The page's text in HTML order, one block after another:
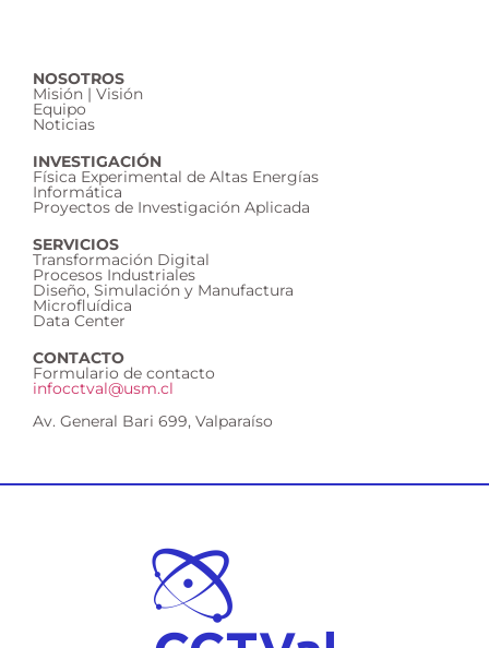
NOSOTROS
Misión | Visión
Equipo
Noticias
INVESTIGACIÓN
Física Experimental de Altas Energías
Informática
Proyectos de Investigación Aplicada
SERVICIOS
Transformación Digital
Procesos Industriales
Diseño, Simulación y Manufactura
Microfluídica
Data Center
CONTACTO
Formulario de contacto
infocctval@usm.cl
Av. General Bari 699, Valparaíso